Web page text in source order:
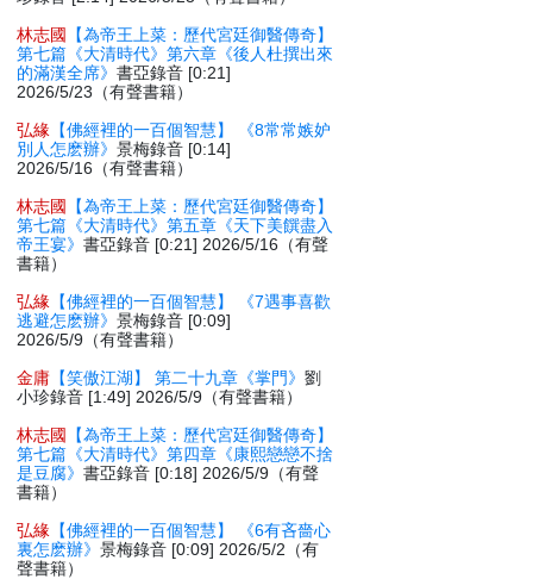
林志國
【為帝王上菜：歷代宮廷御醫傳奇】
第七篇《大清時代》第六章《後人杜撰出來
的滿漢全席》書亞錄音 [0:21]
2026/5/23（有聲書籍）
弘緣 【佛經裡的一百個智慧】 《8常常嫉妒
別人怎麽辦》景梅錄音 [0:14]
2026/5/16（有聲書籍）
林志國
【為帝王上菜：歷代宮廷御醫傳奇】
第七篇《大清時代》第五章《天下美饌盡入
帝王宴》書亞錄音 [0:21] 2026/5/16（有聲
書籍）
弘緣 【佛經裡的一百個智慧】 《7遇事喜歡
逃避怎麽辦》景梅錄音 [0:09]
2026/5/9（有聲書籍）
金庸 【笑傲江湖】 第二十九章《掌門》劉
小珍錄音 [1:49] 2026/5/9（有聲書籍）
林志國
【為帝王上菜：歷代宮廷御醫傳奇】
第七篇《大清時代》第四章《康熙戀戀不捨
是豆腐》書亞錄音 [0:18] 2026/5/9（有聲
書籍）
弘緣 【佛經裡的一百個智慧】 《6有吝嗇心
裏怎麽辦》景梅錄音 [0:09] 2026/5/2（有
聲書籍）